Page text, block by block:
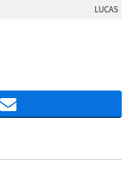
LUCAS